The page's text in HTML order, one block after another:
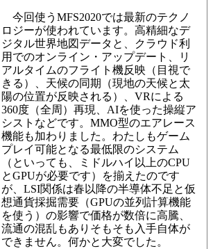
今回使うMFS2020では最新のテクノ
ロジーが使われています。高精細なデ
ジタル世界地図データと、クラウド利
用でのオンライン・アップデート、リ
アルタイムのフライト機反映（目視で
きる）、天候の同期（現地の天候と太
陽の位置が反映される）、VRによる
360度（全周）再現、AIを使った操縦ア
シストなどです。MMO型のエアレース
機能も加わりました。わたしもゲーム
プレイ可能となる最低限のシステム
（といっても、ミドルハイ以上のCPU
とGPUが必要です）を揃えたのです
が、LSI関係は春以降の半導体不足と仮
想通貨採掘需要（GPUの並列計算機能
を使う）の影響で価格が数倍に高騰、
流通の混乱もありそもそも入手自体が
できません。何かと大変でした。